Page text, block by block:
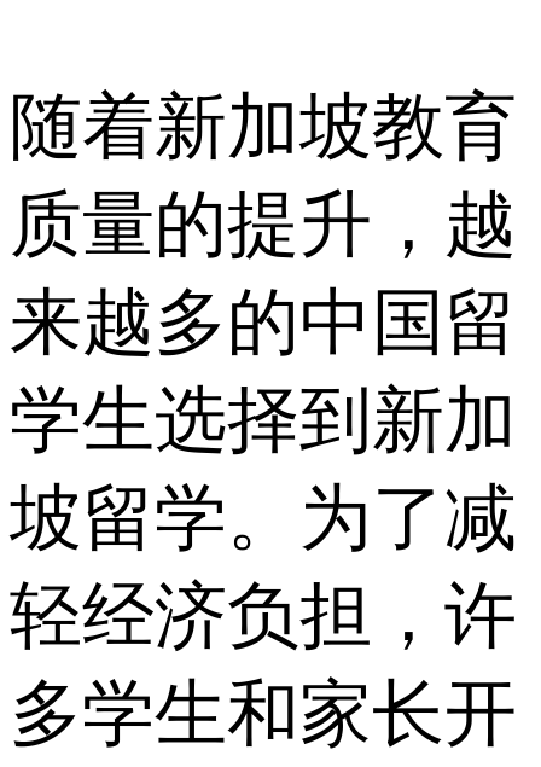
随着新加坡教育
质量的提升，越
来越多的中国留
学生选择到新加
坡留学。为了减
轻经济负担，许
多学生和家长开